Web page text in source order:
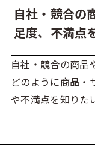
自社・競合の
足度、不満点
自社・競合の商品
どのように商品・
や不満点を知りた